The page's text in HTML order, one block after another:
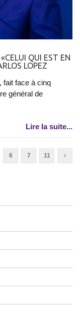
QUI EST EN
LOPEZ
fait face à cinq
général de
Lire la suite...
6 7 11